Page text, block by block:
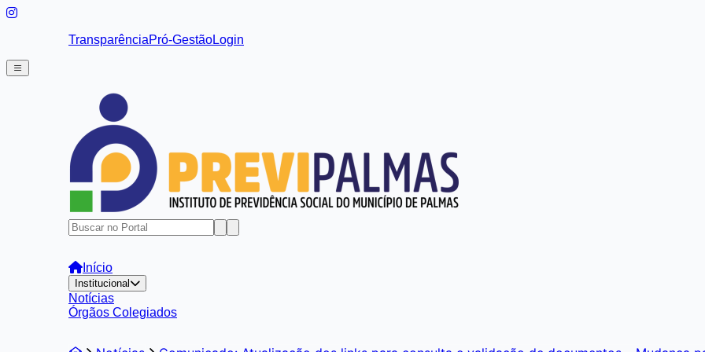
TransparênciaPró-GestãoLogin
Início
Institucional
Notícias
Órgãos Colegiados